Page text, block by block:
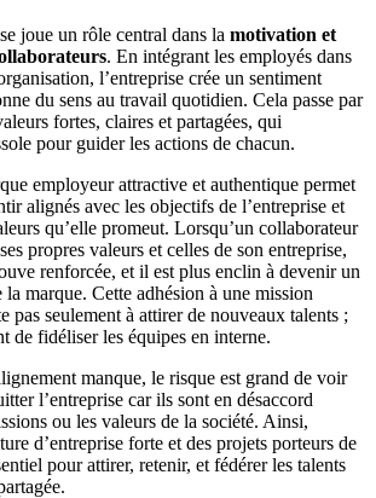
joue un rôle central dans la motivation et
. En intégrant les employés dans
l’entreprise crée un sentiment
du sens au travail quotidien. Cela passe par
fortes, claires et partagées, qui
pour guider les actions de chacun.
employeur attractive et authentique permet
alignés avec les objectifs de l’entreprise et
qu’elle promeut. Lorsqu’un collaborateur
propres valeurs et celles de son entreprise,
renforcée, et il est plus enclin à devenir un
la marque. Cette adhésion à une mission
pas seulement à attirer de nouveaux talents ;
de fidéliser les équipes en interne.
manque, le risque est grand de voir
l’entreprise car ils sont en désaccord
ou les valeurs de la société. Ainsi,
d’entreprise forte et des projets porteurs de
pour attirer, retenir, et fédérer les talents